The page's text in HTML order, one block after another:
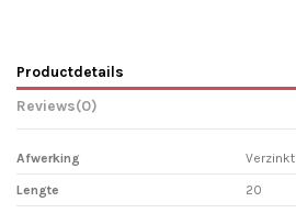
Productdetails
Reviews(0)
Afwerking Verzinkt
Lengte 20